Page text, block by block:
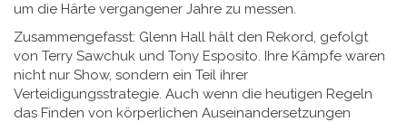
um die Härte vergangener Jahre zu messen.
Zusammengefasst: Glenn Hall hält den Rekord, gefolgt
von Terry Sawchuk und Tony Esposito. Ihre Kämpfe waren
nicht nur Show, sondern ein Teil ihrer
Verteidigungsstrategie. Auch wenn die heutigen Regeln
das Finden von körperlichen Auseinandersetzungen